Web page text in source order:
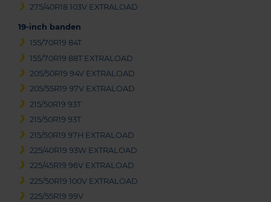
275/40R18 103V EXTRALOAD
19-inch banden
155/70R19 84T
155/70R19 88T EXTRALOAD
205/50R19 94V EXTRALOAD
205/55R19 97V EXTRALOAD
215/50R19 93T
215/50R19 93T
215/50R19 97H EXTRALOAD
225/40R19 93W EXTRALOAD
225/45R19 96V EXTRALOAD
225/50R19 100V EXTRALOAD
225/55R19 99V